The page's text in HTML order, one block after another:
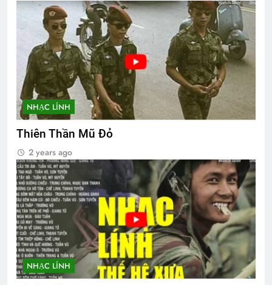
NHẠC LÍNH
Thiên Thần Mũ Đỏ
2 years ago
NHẠC LÍNH